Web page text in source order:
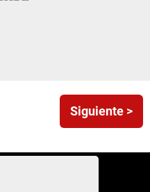
Siguiente >